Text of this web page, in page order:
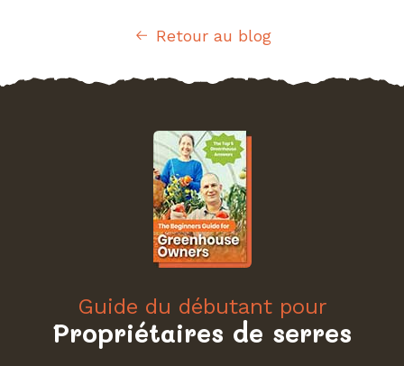
Retour au blog
Guide du débutant pour
Propriétaires de serres